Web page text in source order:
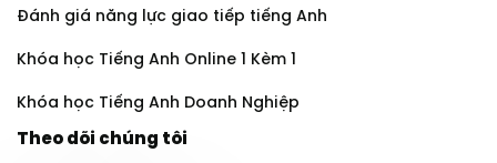
Đánh giá năng lực giao tiếp tiếng Anh
Khóa học Tiếng Anh Online 1 Kèm 1
Khóa học Tiếng Anh Doanh Nghiệp
Theo dõi chúng tôi